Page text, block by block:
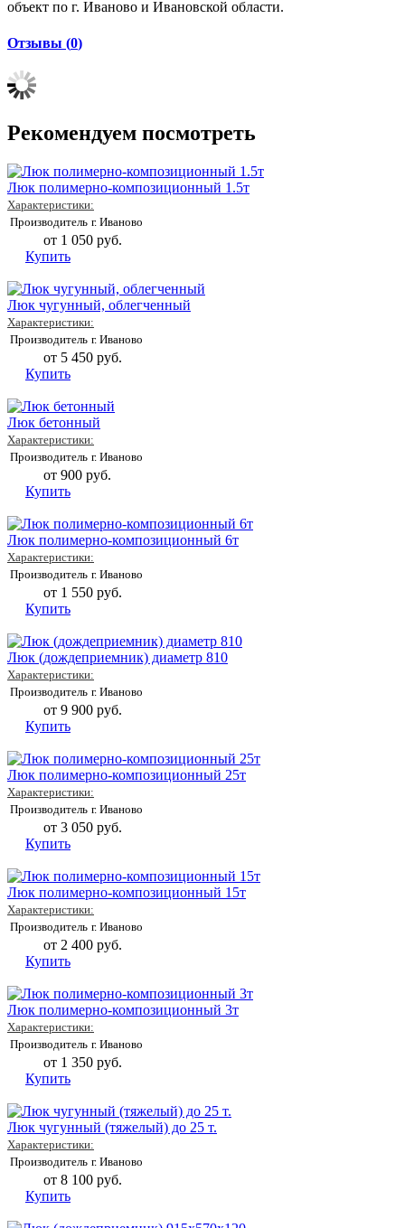
объект по г. Иваново и Ивановской области.
Отзывы (0)
Рекомендуем посмотреть
Люк полимерно-композиционный 1.5т
Характеристики:
Производитель г. Иваново
от 1 050 руб.
Купить
Люк чугунный, облегченный
Характеристики:
Производитель г. Иваново
от 5 450 руб.
Купить
Люк бетонный
Характеристики:
Производитель г. Иваново
от 900 руб.
Купить
Люк полимерно-композиционный 6т
Характеристики:
Производитель г. Иваново
от 1 550 руб.
Купить
Люк (дождеприемник) диаметр 810
Характеристики:
Производитель г. Иваново
от 9 900 руб.
Купить
Люк полимерно-композиционный 25т
Характеристики:
Производитель г. Иваново
от 3 050 руб.
Купить
Люк полимерно-композиционный 15т
Характеристики:
Производитель г. Иваново
от 2 400 руб.
Купить
Люк полимерно-композиционный 3т
Характеристики:
Производитель г. Иваново
от 1 350 руб.
Купить
Люк чугунный (тяжелый) до 25 т.
Характеристики:
Производитель г. Иваново
от 8 100 руб.
Купить